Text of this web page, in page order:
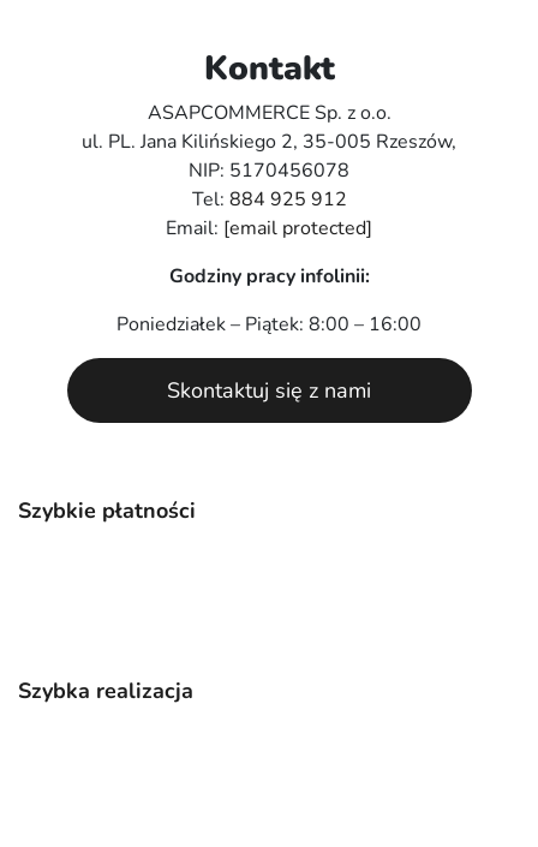
Szybkie płatności
Szybka realizacja
Kontakt
ASAPCOMMERCE Sp. z o.o.
ul. PL. Jana Kilińskiego 2, 35-005 Rzeszów,
NIP: 5170456078
Tel: 884 925 912
Email: [email protected]
Godziny pracy infolinii:
Poniedziałek – Piątek: 8:00 – 16:00
Skontaktuj się z nami